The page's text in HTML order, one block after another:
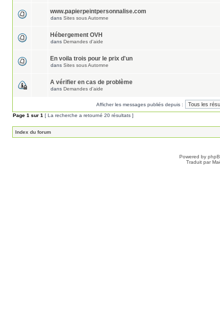
www.papierpeintpersonnalise.com
dans Sites sous Automne
Hébergement OVH
dans Demandes d'aide
En voila trois pour le prix d'un
dans Sites sous Automne
A vérifier en cas de problème
dans Demandes d'aide
Afficher les messages publiés depuis :
Page 1 sur 1 [ La recherche a retourné 20 résultats ]
Index du forum
Powered by
Traduit par